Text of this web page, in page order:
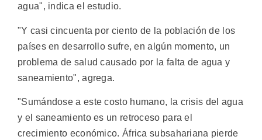
agua", indica el estudio.
"Y casi cincuenta por ciento de la población de los
países en desarrollo sufre, en algún momento, un
problema de salud causado por la falta de agua y
saneamiento", agrega.
"Sumándose a este costo humano, la crisis del agua
y el saneamiento es un retroceso para el
crecimiento económico. África subsahariana pierde